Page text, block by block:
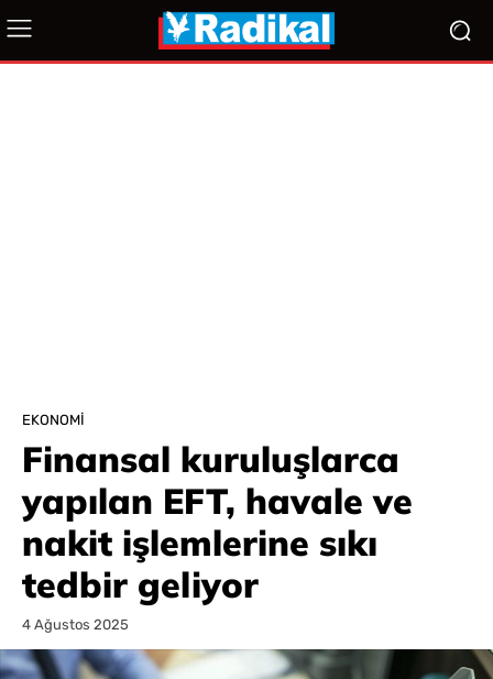
EKONOMI
Finansal kuruluşlarca
yapılan EFT, havale ve
nakit işlemlerine sıkı
tedbir geliyor
4 Ağustos 2025